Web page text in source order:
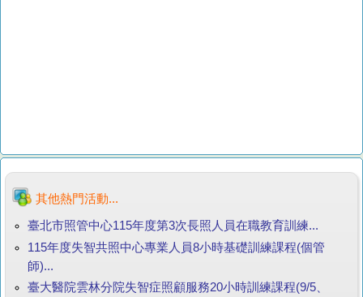
其他熱門活動...
臺北市照管中心115年度第3次長照人員在職教育訓練...
115年度失智共照中心專業人員8小時基礎訓練課程(個管
師)...
臺大醫院雲林分院失智症照顧服務20小時訓練課程(9/5、